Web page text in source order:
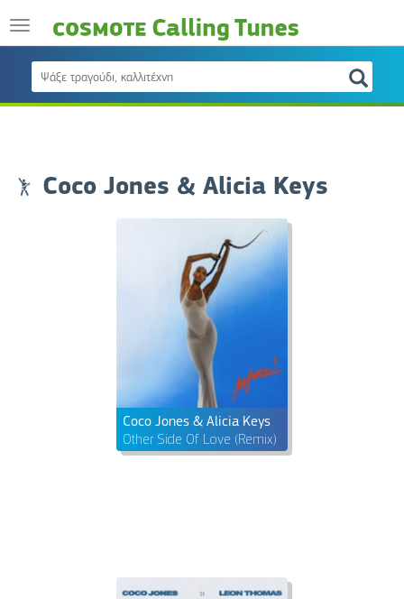
Coco Jones & Alicia Keys
Coco Jones & Alicia Keys
Other Side Of Love (Remix)